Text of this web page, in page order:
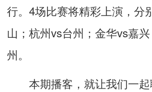
行。4场比赛将精彩上演，分
山；杭州vs台州；金华vs嘉
州。
本期播客，就让我们一起